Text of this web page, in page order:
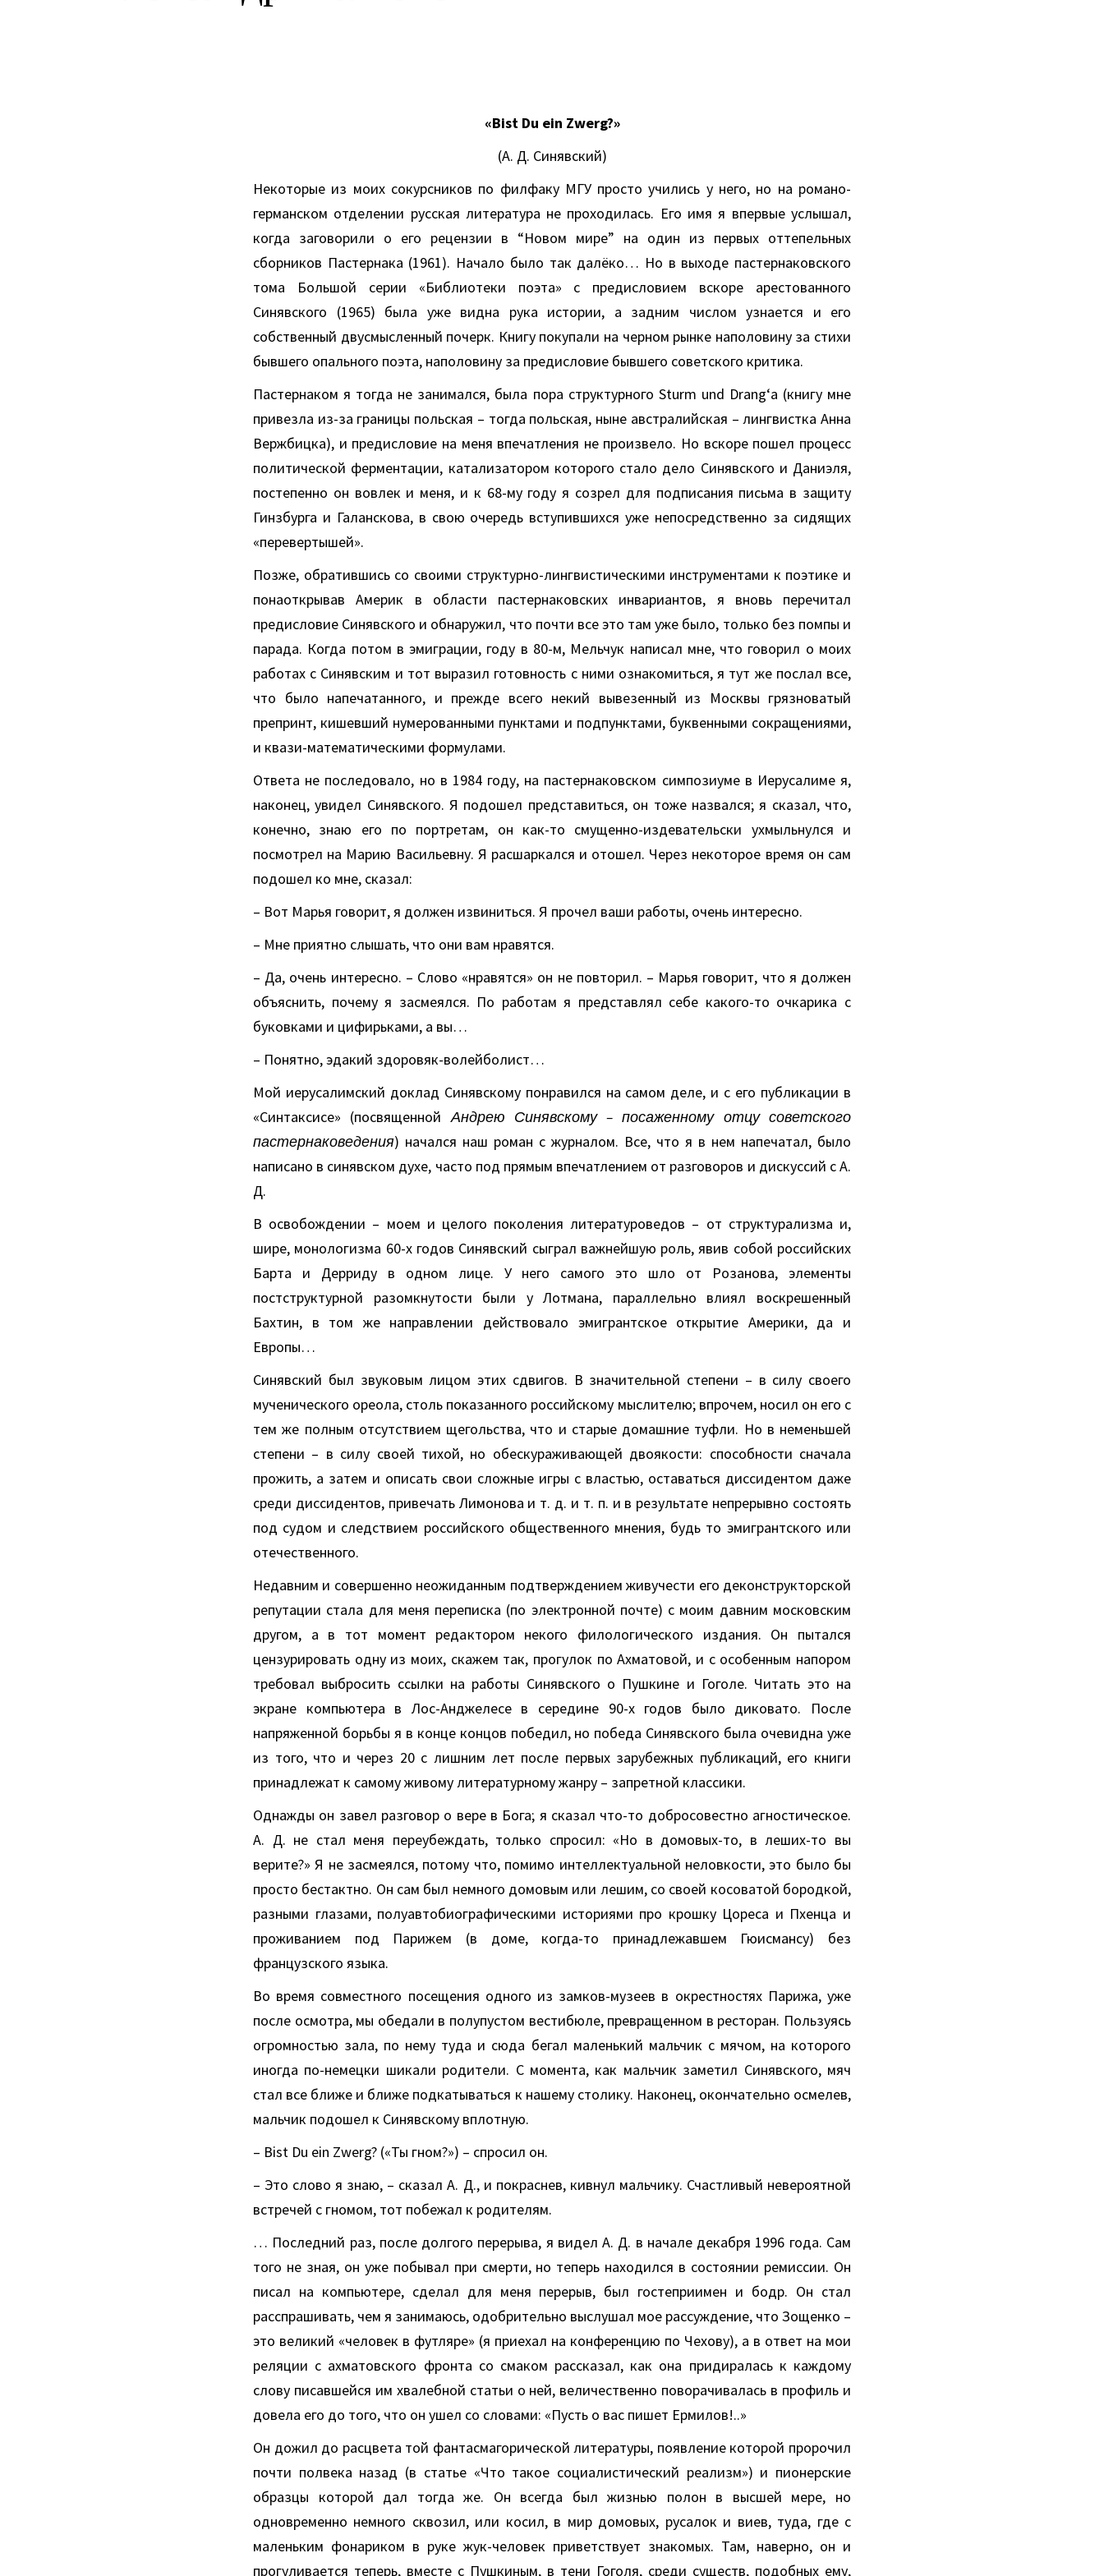
«Bist Du ein Zwerg?»
(А. Д. Синявский)
Некоторые из моих сокурсников по филфаку МГУ просто учились у него, но на романо-
германском отделении русская литература не проходилась. Его имя я впервые услышал,
когда заговорили о его рецензии в “Новом мире” на один из первых оттепельных
сборников Пастернака (1961). Начало было так далёко… Но в выходе пастернаковского
тома Большой серии «Библиотеки поэта» с предисловием вскоре арестованного
Синявского (1965) была уже видна рука истории, а задним числом узнается и его
собственный двусмысленный почерк. Книгу покупали на черном рынке наполовину за стихи
бывшего опального поэта, наполовину за предисловие бывшего советского критика.
Пастернаком я тогда не занимался, была пора структурного Sturm und Drang‘а (книгу мне
привезла из-за границы польская – тогда польская, ныне австралийская – лингвистка Анна
Вержбицка), и предисловие на меня впечатления не произвело. Но вскоре пошел процесс
политической ферментации, катализатором которого стало дело Синявского и Даниэля,
постепенно он вовлек и меня, и к 68-му году я созрел для подписания письма в защиту
Гинзбурга и Галанскова, в свою очередь вступившихся уже непосредственно за сидящих
«перевертышей».
Позже, обратившись со своими структурно-лингвистическими инструментами к поэтике и
понаоткрывав Америк в области пастернаковских инвариантов, я вновь перечитал
предисловие Синявского и обнаружил, что почти все это там уже было, только без помпы и
парада. Когда потом в эмиграции, году в 80-м, Мельчук написал мне, что говорил о моих
работах с Синявским и тот выразил готовность с ними ознакомиться, я тут же послал все,
что было напечатанного, и прежде всего некий вывезенный из Москвы грязноватый
препринт, кишевший нумерованными пунктами и подпунктами, буквенными сокращениями,
и квази-математическими формулами.
Ответа не последовало, но в 1984 году, на пастернаковском симпозиуме в Иерусалиме я,
наконец, увидел Синявского. Я подошел представиться, он тоже назвался; я сказал, что,
конечно, знаю его по портретам, он как-то смущенно-издевательски ухмыльнулся и
посмотрел на Марию Васильевну. Я расшаркался и отошел. Через некоторое время он сам
подошел ко мне, сказал:
– Вот Марья говорит, я должен извиниться. Я прочел ваши работы, очень интересно.
– Мне приятно слышать, что они вам нравятся.
– Да, очень интересно. – Слово «нравятся» он не повторил. – Марья говорит, что я должен
объяснить, почему я засмеялся. По работам я представлял себе какого-то очкарика с
буковками и цифирьками, а вы…
– Понятно, эдакий здоровяк-волейболист…
Мой иерусалимский доклад Синявскому понравился на самом деле, и с его публикации в
«Синтаксисе» (посвященной Андрею Синявскому – посаженному отцу советского
пастернаковедения) начался наш роман с журналом. Все, что я в нем напечатал, было
написано в синявском духе, часто под прямым впечатлением от разговоров и дискуссий с А.
Д.
В освобождении – моем и целого поколения литературоведов – от структурализма и,
шире, монологизма 60-х годов Синявский сыграл важнейшую роль, явив собой российских
Барта и Дерриду в одном лице. У него самого это шло от Розанова, элементы
постструктурной разомкнутости были у Лотмана, параллельно влиял воскрешенный
Бахтин, в том же направлении действовало эмигрантское открытие Америки, да и
Европы…
Синявский был звуковым лицом этих сдвигов. В значительной степени – в силу своего
мученического ореола, столь показанного российскому мыслителю; впрочем, носил он его с
тем же полным отсутствием щегольства, что и старые домашние туфли. Но в неменьшей
степени – в силу своей тихой, но обескураживающей двоякости: способности сначала
прожить, а затем и описать свои сложные игры с властью, оставаться диссидентом даже
среди диссидентов, привечать Лимонова и т. д. и т. п. и в результате непрерывно состоять
под судом и следствием российского общественного мнения, будь то эмигрантского или
отечественного.
Недавним и совершенно неожиданным подтверждением живучести его деконструкторской
репутации стала для меня переписка (по электронной почте) с моим давним московским
другом, а в тот момент редактором некого филологического издания. Он пытался
цензурировать одну из моих, скажем так, прогулок по Ахматовой, и с особенным напором
требовал выбросить ссылки на работы Синявского о Пушкине и Гоголе. Читать это на
экране компьютера в Лос-Анджелесе в середине 90-х годов было диковато. После
напряженной борьбы я в конце концов победил, но победа Синявского была очевидна уже
из того, что и через 20 с лишним лет после первых зарубежных публикаций, его книги
принадлежат к самому живому литературному жанру – запретной классики.
Однажды он завел разговор о вере в Бога; я сказал что-то добросовестно агностическое.
А. Д. не стал меня переубеждать, только спросил: «Но в домовых-то, в леших-то вы
верите?» Я не засмеялся, потому что, помимо интеллектуальной неловкости, это было бы
просто бестактно. Он сам был немного домовым или лешим, со своей косоватой бородкой,
разными глазами, полуавтобиографическими историями про крошку Цореса и Пхенца и
проживанием под Парижем (в доме, когда-то принадлежавшем Гюисмансу) без
французского языка.
Во время совместного посещения одного из замков-музеев в окрестностях Парижа, уже
после осмотра, мы обедали в полупустом вестибюле, превращенном в ресторан. Пользуясь
огромностью зала, по нему туда и сюда бегал маленький мальчик с мячом, на которого
иногда по-немецки шикали родители. С момента, как мальчик заметил Синявского, мяч
стал все ближе и ближе подкатываться к нашему столику. Наконец, окончательно осмелев,
мальчик подошел к Синявскому вплотную.
– Bist Du ein Zwerg? («Ты гном?») – спросил он.
– Это слово я знаю, – сказал А. Д., и покраснев, кивнул мальчику. Счастливый невероятной
встречей с гномом, тот побежал к родителям.
… Последний раз, после долгого перерыва, я видел А. Д. в начале декабря 1996 года. Сам
того не зная, он уже побывал при смерти, но теперь находился в состоянии ремиссии. Он
писал на компьютере, сделал для меня перерыв, был гостеприимен и бодр. Он стал
расспрашивать, чем я занимаюсь, одобрительно выслушал мое рассуждение, что Зощенко –
это великий «человек в футляре» (я приехал на конференцию по Чехову), а в ответ на мои
реляции с ахматовского фронта со смаком рассказал, как она придиралась к каждому
слову писавшейся им хвалебной статьи о ней, величественно поворачивалась в профиль и
довела его до того, что он ушел со словами: «Пусть о вас пишет Ермилов!..»
Он дожил до расцвета той фантасмагорической литературы, появление которой пророчил
почти полвека назад (в статье «Что такое социалистический реализм») и пионерские
образцы которой дал тогда же. Он всегда был жизнью полон в высшей мере, но
одновременно немного сквозил, или косил, в мир домовых, русалок и виев, туда, где с
маленьким фонариком в руке жук-человек приветствует знакомых. Там, наверно, он и
прогуливается теперь, вместе с Пушкиным, в тени Гоголя, среди существ, подобных ему,